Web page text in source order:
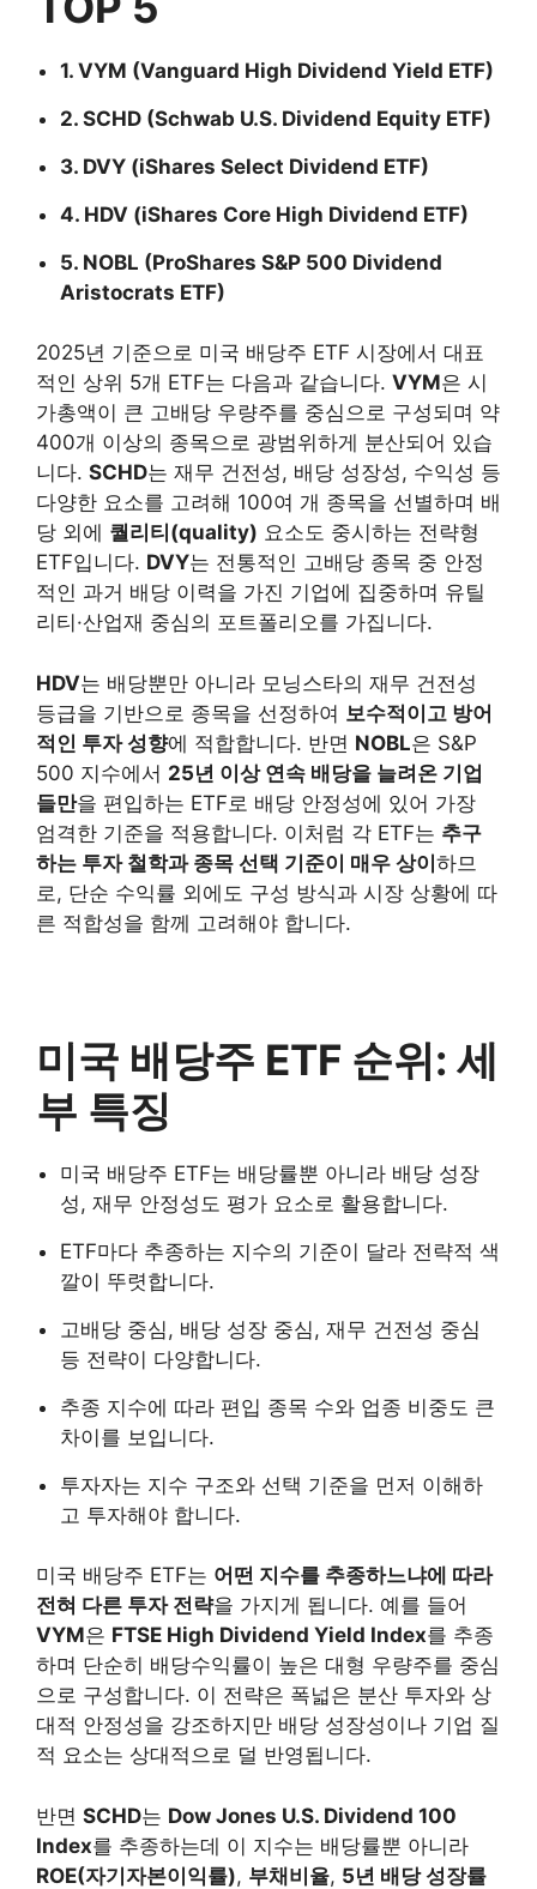
1. VYM (Vanguard High Dividend Yield ETF)
2. SCHD (Schwab U.S. Dividend Equity ETF)
3. DVY (iShares Select Dividend ETF)
4. HDV (iShares Core High Dividend ETF)
5. NOBL (ProShares S&P 500 Dividend
Aristocrats ETF)
2025년 기준으로 미국 배당주 ETF 시장에서 대표
적인 상위 5개 ETF는 다음과 같습니다. VYM은 시
가총액이 큰 고배당 우량주를 중심으로 구성되며 약
400개 이상의 종목으로 광범위하게 분산되어 있습
니다. SCHD는 재무 건전성, 배당 성장성, 수익성 등
다양한 요소를 고려해 100여 개 종목을 선별하며 배
당 외에 퀄리티(quality) 요소도 중시하는 전략형
ETF입니다. DVY는 전통적인 고배당 종목 중 안정
적인 과거 배당 이력을 가진 기업에 집중하며 유틸
리티·산업재 중심의 포트폴리오를 가집니다.
HDV는 배당뿐만 아니라 모닝스타의 재무 건전성
등급을 기반으로 종목을 선정하여 보수적이고 방어
적인 투자 성향에 적합합니다. 반면 NOBL은 S&P
500 지수에서 25년 이상 연속 배당을 늘려온 기업
들만을 편입하는 ETF로 배당 안정성에 있어 가장
엄격한 기준을 적용합니다. 이처럼 각 ETF는 추구
하는 투자 철학과 종목 선택 기준이 매우 상이하므
로, 단순 수익률 외에도 구성 방식과 시장 상황에 따
른 적합성을 함께 고려해야 합니다.
미국 배당주 ETF 순위: 세
부 특징
미국 배당주 ETF는 배당률뿐 아니라 배당 성장
성, 재무 안정성도 평가 요소로 활용합니다.
ETF마다 추종하는 지수의 기준이 달라 전략적 색
깔이 뚜렷합니다.
고배당 중심, 배당 성장 중심, 재무 건전성 중심
등 전략이 다양합니다.
추종 지수에 따라 편입 종목 수와 업종 비중도 큰
차이를 보입니다.
투자자는 지수 구조와 선택 기준을 먼저 이해하
고 투자해야 합니다.
미국 배당주 ETF는 어떤 지수를 추종하느냐에 따라
전혀 다른 투자 전략을 가지게 됩니다. 예를 들어
VYM은 FTSE High Dividend Yield Index를 추종
하며 단순히 배당수익률이 높은 대형 우량주를 중심
으로 구성합니다. 이 전략은 폭넓은 분산 투자와 상
대적 안정성을 강조하지만 배당 성장성이나 기업 질
적 요소는 상대적으로 덜 반영됩니다.
반면 SCHD는 Dow Jones U.S. Dividend 100
Index를 추종하는데 이 지수는 배당률뿐 아니라
ROE(자기자본이익률), 부채비율, 5년 배당 성장률